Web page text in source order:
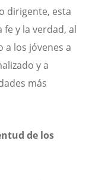
dirigente, esta
y la verdad, al
a los jóvenes a
y a
más
de los